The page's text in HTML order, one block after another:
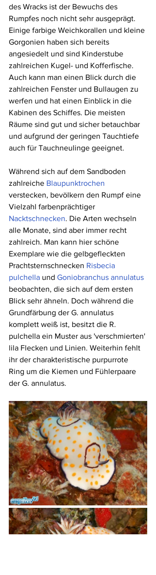
des Wracks ist der Bewuchs des
Rumpfes noch nicht sehr ausgeprägt.
Einige farbige Weichkorallen und kleine
Gorgonien haben sich bereits
angesiedelt und sind Kinderstube
zahlreichen Kugel- und Kofferfische.
Auch kann man einen Blick durch die
zahlreichen Fenster und Bullaugen zu
werfen und hat einen Einblick in die
Kabinen des Schiffes. Die meisten
Räume sind gut und sicher betauchbar
und aufgrund der geringen Tauchtiefe
auch für Tauchneulinge geeignet.
Während sich auf dem Sandboden
zahlreiche Blaupunktrochen
verstecken, bevölkern den Rumpf eine
Vielzahl farbenprächtiger
Nacktschnecken. Die Arten wechseln
alle Monate, sind aber immer recht
zahlreich. Man kann hier schöne
Exemplare wie die gelbgefleckten
Prachtsternschnecken Risbecia
pulchella und Goniobranchus annulatus
beobachten, die sich auf dem ersten
Blick sehr ähneln. Doch während die
Grundfärbung der G. annulatus
komplett weiß ist, besitzt die R.
pulchella ein Muster aus 'verschmierten'
lila Flecken und Linien. Weiterhin fehlt
ihr der charakteristische purpurrote
Ring um die Kiemen und Fühlerpaare
der G. annulatus.